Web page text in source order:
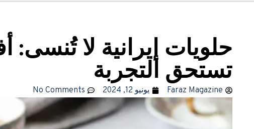
تستحق التجربة
Faraz Magazine يونيو 12, 2024 No Comments